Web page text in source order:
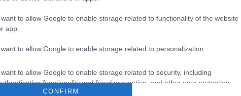
want to allow Google to enable storage related to functionality of the website
app.
want to allow Google to enable storage related to personalization.
want to allow Google to enable storage related to security, including
functionality and fraud prevention, and other user protection.
CONFIRM